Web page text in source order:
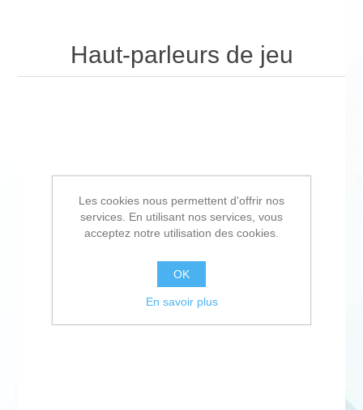
Haut-parleurs de jeu
Les cookies nous permettent d'offrir nos
services. En utilisant nos services, vous
acceptez notre utilisation des cookies.
OK
En savoir plus